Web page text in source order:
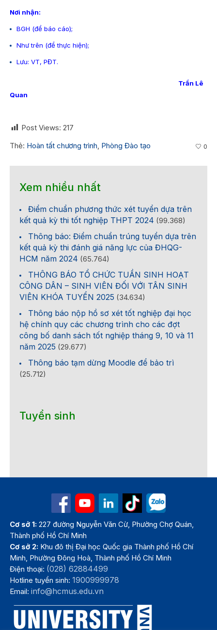
Nơi nhận:
BGH (để báo cáo);
Như trên (để thực hiện);
Lưu: VT, PĐT.
Trần Lê
Quan
Post Views: 217
Thẻ: Hoàn tất chương trình, Phòng Đào tạo 0
Xem nhiều nhất
Điểm chuẩn phương thức xét tuyển dựa trên
kết quả kỳ thi tốt nghiệp THPT 2024 (99.368)
Thông báo: Điểm chuẩn trúng tuyển dựa trên
kết quả kỳ thi đánh giá năng lực của ĐHQG-
HCM năm 2024 (65.764)
THÔNG BÁO TỔ CHỨC TUẦN SINH HOẠT
CÔNG DÂN – SINH VIÊN ĐỐI VỚI TÂN SINH
VIÊN KHÓA TUYỂN 2025 (34.634)
Thông báo nộp hồ sơ xét tốt nghiệp đại học
hệ chính quy các chương trình cho các đợt
công bố danh sách tốt nghiệp tháng 9, 10 và 11
năm 2025 (29.677)
Thông báo tạm dừng Moodle để bảo trì
(25.712)
Tuyển sinh
Cơ sở 1: 227 đường Nguyễn Văn Cừ, Phường Chợ Quán,
Thành phố Hồ Chí Minh
Cơ sở 2: Khu đô thị Đại học Quốc gia Thành phố Hồ Chí
Minh, Phường Đông Hoà, Thành phố Hồ Chí Minh
Điện thoại: (028) 62884499
Hotline tuyển sinh:1900999978
Email:info@hcmus.edu.vn